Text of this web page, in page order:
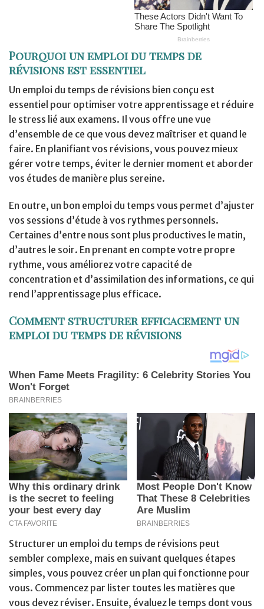
Pourquoi un emploi du temps de
révisions est essentiel
Un emploi du temps de révisions bien conçu est
essentiel pour optimiser votre apprentissage et réduire
le stress lié aux examens. Il vous offre une vue
d’ensemble de ce que vous devez maîtriser et quand le
faire. En planifiant vos révisions, vous pouvez mieux
gérer votre temps, éviter le dernier moment et aborder
vos études de manière plus sereine.
En outre, un bon emploi du temps vous permet d’ajuster
vos sessions d’étude à vos rythmes personnels.
Certaines d’entre nous sont plus productives le matin,
d’autres le soir. En prenant en compte votre propre
rythme, vous améliorez votre capacité de
concentration et d’assimilation des informations, ce qui
rend l’apprentissage plus efficace.
Comment structurer efficacement un
emploi du temps de révisions
Structurer un emploi du temps de révisions peut
sembler complexe, mais en suivant quelques étapes
simples, vous pouvez créer un plan qui fonctionne pour
vous. Commencez par lister toutes les matières que
vous devez réviser. Ensuite, évaluez le temps dont vous